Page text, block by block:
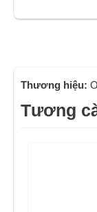
Thương hiệu:
Tương